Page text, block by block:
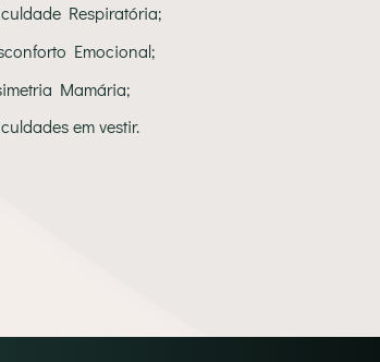
Respiratória;
Emocional;
Mamária;
em vestir.